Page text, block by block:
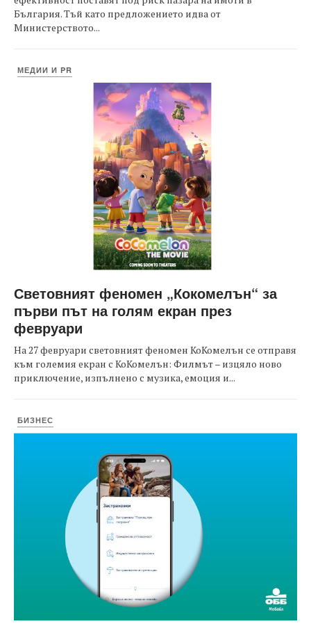
България. Тъй като предложението идва от
Министерството...
МЕДИИ И PR
Световният феномен „Кокомелън“ за
първи път на голям екран през
февруари
На 27 февруари световният феномен КоКомелън се отправя
към големия екран с КоКомелън: Филмът – изцяло ново
приключение, изпълнено с музика, емоция и...
БИЗНЕС